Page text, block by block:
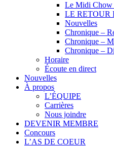
Le Midi Chow
LE RETOUR
Nouvelles
Chronique –
Chronique –
Chronique –
Horaire
Écoute en direct
Nouvelles
À propos
L’ÉQUIPE
Carrières
Nous joindre
DEVENIR MEMBRE
Concours
L’AS DE COEUR